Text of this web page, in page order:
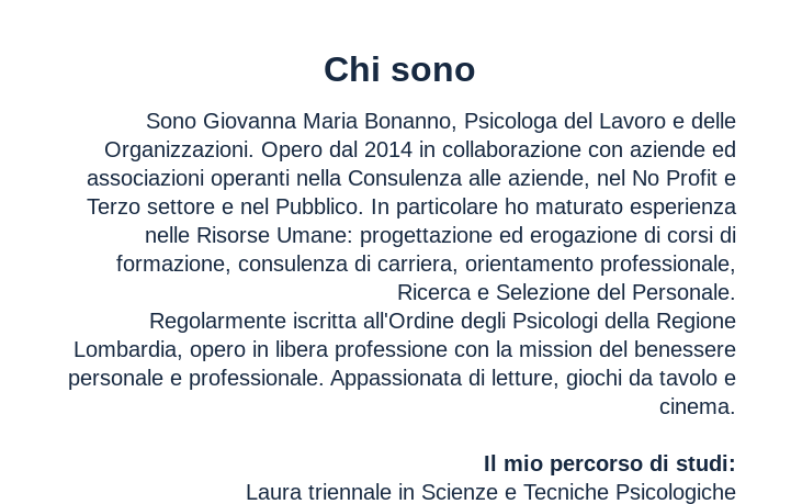
Chi sono
Sono Giovanna Maria Bonanno, Psicologa del Lavoro e delle
Organizzazioni. Opero dal 2014 in collaborazione con aziende ed
associazioni operanti nella Consulenza alle aziende, nel No Profit e
Terzo settore e nel Pubblico. In particolare ho maturato esperienza
nelle Risorse Umane: progettazione ed erogazione di corsi di
formazione, consulenza di carriera, orientamento professionale,
Ricerca e Selezione del Personale.
Regolarmente iscritta all'Ordine degli Psicologi della Regione
Lombardia, opero in libera professione con la mission del benessere
personale e professionale. Appassionata di letture, giochi da tavolo e
cinema.
Il mio percorso di studi:
Laura triennale in Scienze e Tecniche Psicologiche